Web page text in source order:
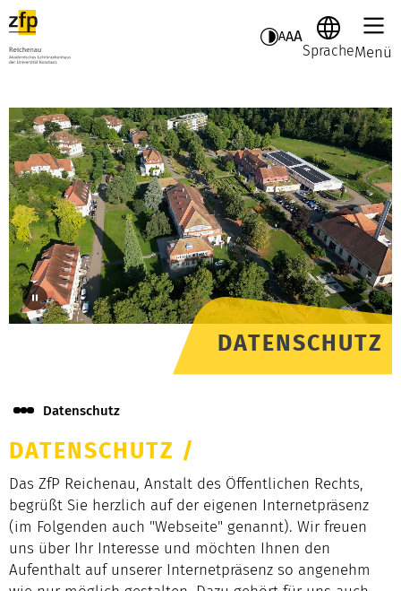
AAA
SpracheMenü
DATENSCHUTZ
Datenschutz
DATENSCHUTZ /
Das ZfP Reichenau, Anstalt des Öffentlichen Rechts,
begrüßt Sie herzlich auf der eigenen Internetpräsenz
(im Folgenden auch "Webseite" genannt). Wir freuen
uns über Ihr Interesse und möchten Ihnen den
Aufenthalt auf unserer Internetpräsenz so angenehm